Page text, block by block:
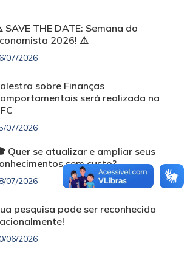
SAVE THE DATE: Semana do
2026! ⚠️
07/2026
sobre Finanças
será realizada na
07/2026
Quer se atualizar e ampliar seus
sem custo?
07/2026
pesquisa pode ser reconhecida
06/2026